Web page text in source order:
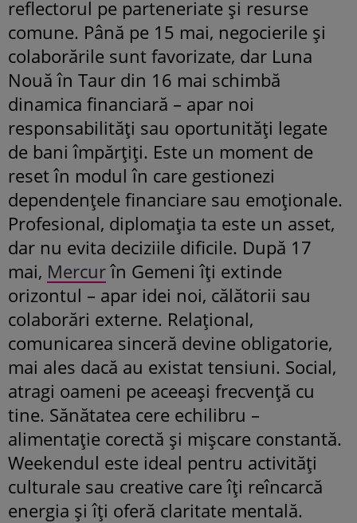
reflectorul pe parteneriate și resurse
comune. Până pe 15 mai, negocierile și
colaborările sunt favorizate, dar Luna
Nouă în Taur din 16 mai schimbă
dinamica financiară – apar noi
responsabilități sau oportunități legate
de bani împărțiți. Este un moment de
reset în modul în care gestionezi
dependențele financiare sau emoționale.
Profesional, diplomația ta este un asset,
dar nu evita deciziile dificile. După 17
mai, Mercurîn Gemeni îți extinde
orizontul – apar idei noi, călătorii sau
colaborări externe. Relațional,
comunicarea sinceră devine obligatorie,
mai ales dacă au existat tensiuni. Social,
atragi oameni pe aceeași frecvență cu
tine. Sănătatea cere echilibru –
alimentație corectă și mișcare constantă.
Weekendul este ideal pentru activități
culturale sau creative care îți reîncarcă
energia și îți oferă claritate mentală.